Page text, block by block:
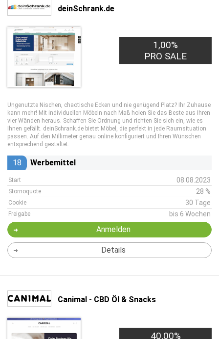
deinSchrank.de
1,00%
PRO SALE
Ungenutzte Nischen, chaotische Ecken und nie genügend Platz? Ihr Zuhause
kann mehr! Mit individuellen Möbeln nach Maß holen Sie das Beste aus Ihren
vier Wänden heraus. Schaffen Sie Ordnung und richten Sie sich ein, wie es
Ihnen gefällt. deinSchrank.de bietet Möbel, die perfekt in jede Raumsituation
passen. Auf den Millimeter genau online konfiguriert und Ihren Wünschen
entsprechend gestaltet.
18 Werbemittel
Start 08.08.2023
Stornoquote 28 %
Cookie 30 Tage
Freigabe bis 6 Wochen
Anmelden
Details
Canimal - CBD Öl & Snacks
40,00%